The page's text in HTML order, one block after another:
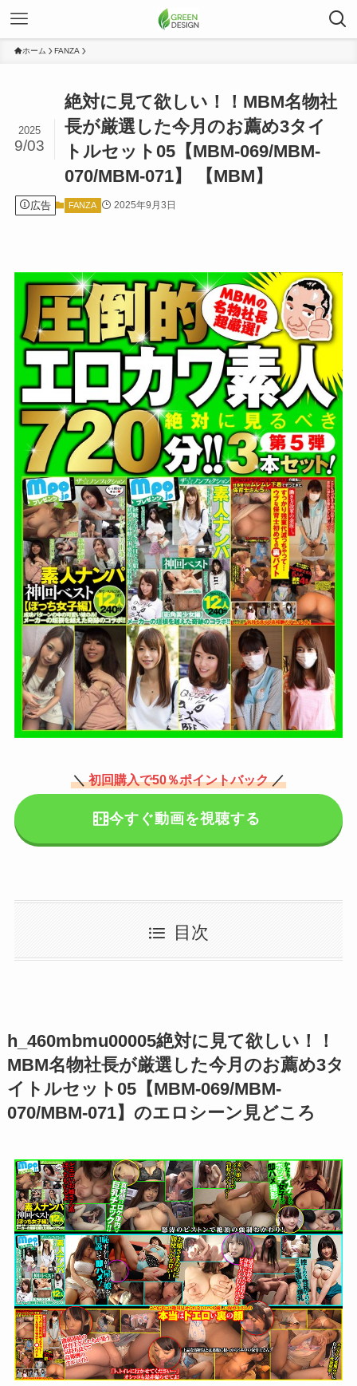
ホーム FANZA
絶対に見て欲しい！！MBM名物社
長が厳選した今月のお薦め3タイ
トルセット05【MBM-069/MBM-
070/MBM-071】 【MBM】
2025
9/03
広告 FANZA 2025年9月3日
＼初回購入で50％ポイントバック／
今すぐ動画を視聴する
目次
h_460mbmu00005絶対に見て欲しい！！
MBM名物社長が厳選した今月のお薦め3タ
イトルセット05【MBM-069/MBM-
070/MBM-071】のエロシーン見どころ